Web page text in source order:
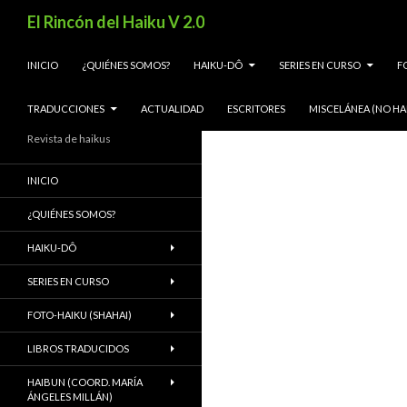
El Rincón del Haiku V 2.0
INICIO
¿QUIÉNES SOMOS? HAIKU-DÔ SERIES EN CURSO
TRADUCCIONES ACTUALIDAD ESCRITORES MISCELÁNEA (NO
Revista de haikus
INICIO
¿QUIÉNES SOMOS?
HAIKU-DÔ
SERIES EN CURSO
FOTO-HAIKU (SHAHAI)
LIBROS TRADUCIDOS
HAIBUN (COORD. MARÍA
ÁNGELES MILLÁN)